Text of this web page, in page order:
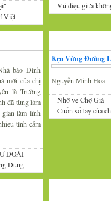
Việt
Vũ điệu giữa
báo Đình
mới của chị
là Trưởng
đã từng làm
làm lính
tình cảm
ĐOÀI
Dũng
Kẹo Vừng Đường
Nguyễn Minh Hoa
Nhớ về Chợ Giá
Cuốn sổ tay của